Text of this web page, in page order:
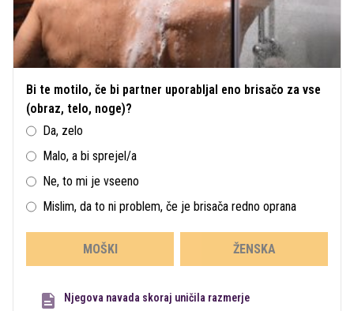
Bi te motilo, če bi partner uporabljal eno brisačo za vse
(obraz, telo, noge)?
Da, zelo
Malo, a bi sprejel/a
Ne, to mi je vseeno
Mislim, da to ni problem, če je brisača redno oprana
MOŠKI ŽENSKA
Njegova navada skoraj uničila razmerje